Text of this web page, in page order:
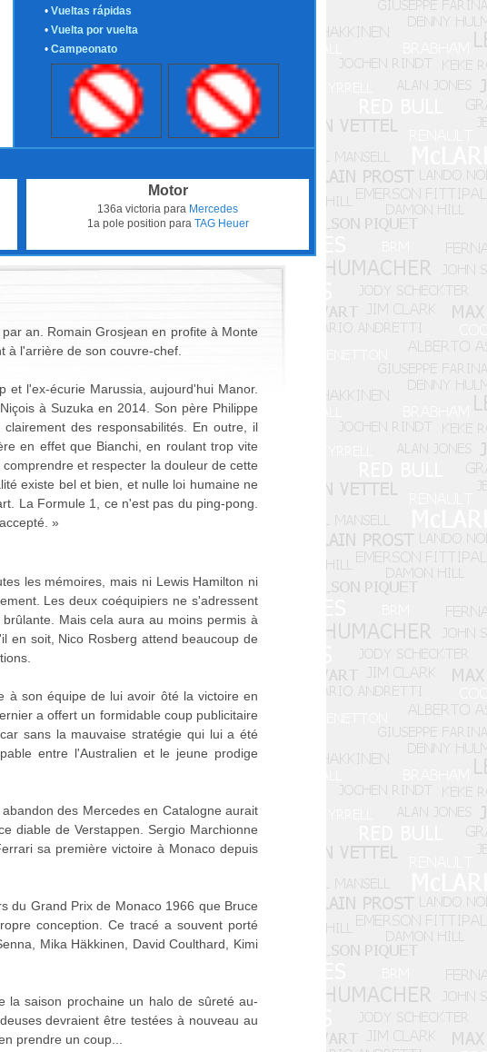
• Vueltas rápidas
• Vuelta por vuelta
• Campeonato
Motor
136a victoria para Mercedes
1a pole position para TAG Heuer
an. Romain Grosjean en profite à Monte
à l'arrière de son couvre-chef.
et l'ex-écurie Marussia, aujourd'hui Manor.
à Suzuka en 2014. Son père Philippe
des responsabilités. En outre, il
en effet que Bianchi, en roulant trop vite
et respecter la douleur de cette
existe bel et bien, et nulle loi humaine ne
La Formule 1, ce n'est pas du ping-pong.
»
les mémoires, mais ni Lewis Hamilton ni
Les deux coéquipiers ne s'adressent
Mais cela aura au moins permis à
en soit, Nico Rosberg attend beaucoup de
à son équipe de lui avoir ôté la victoire en
a offert un formidable coup publicitaire
sans la mauvaise stratégie qui lui a été
entre l'Australien et le jeune prodige
des Mercedes en Catalogne aurait
diable de Verstappen. Sergio Marchionne
sa première victoire à Monaco depuis
du Grand Prix de Monaco 1966 que Bruce
conception. Ce tracé a souvent porté
Mika Häkkinen, David Coulthard, Kimi
la saison prochaine un halo de sûreté au-
devraient être testées à nouveau au
prendre un coup...